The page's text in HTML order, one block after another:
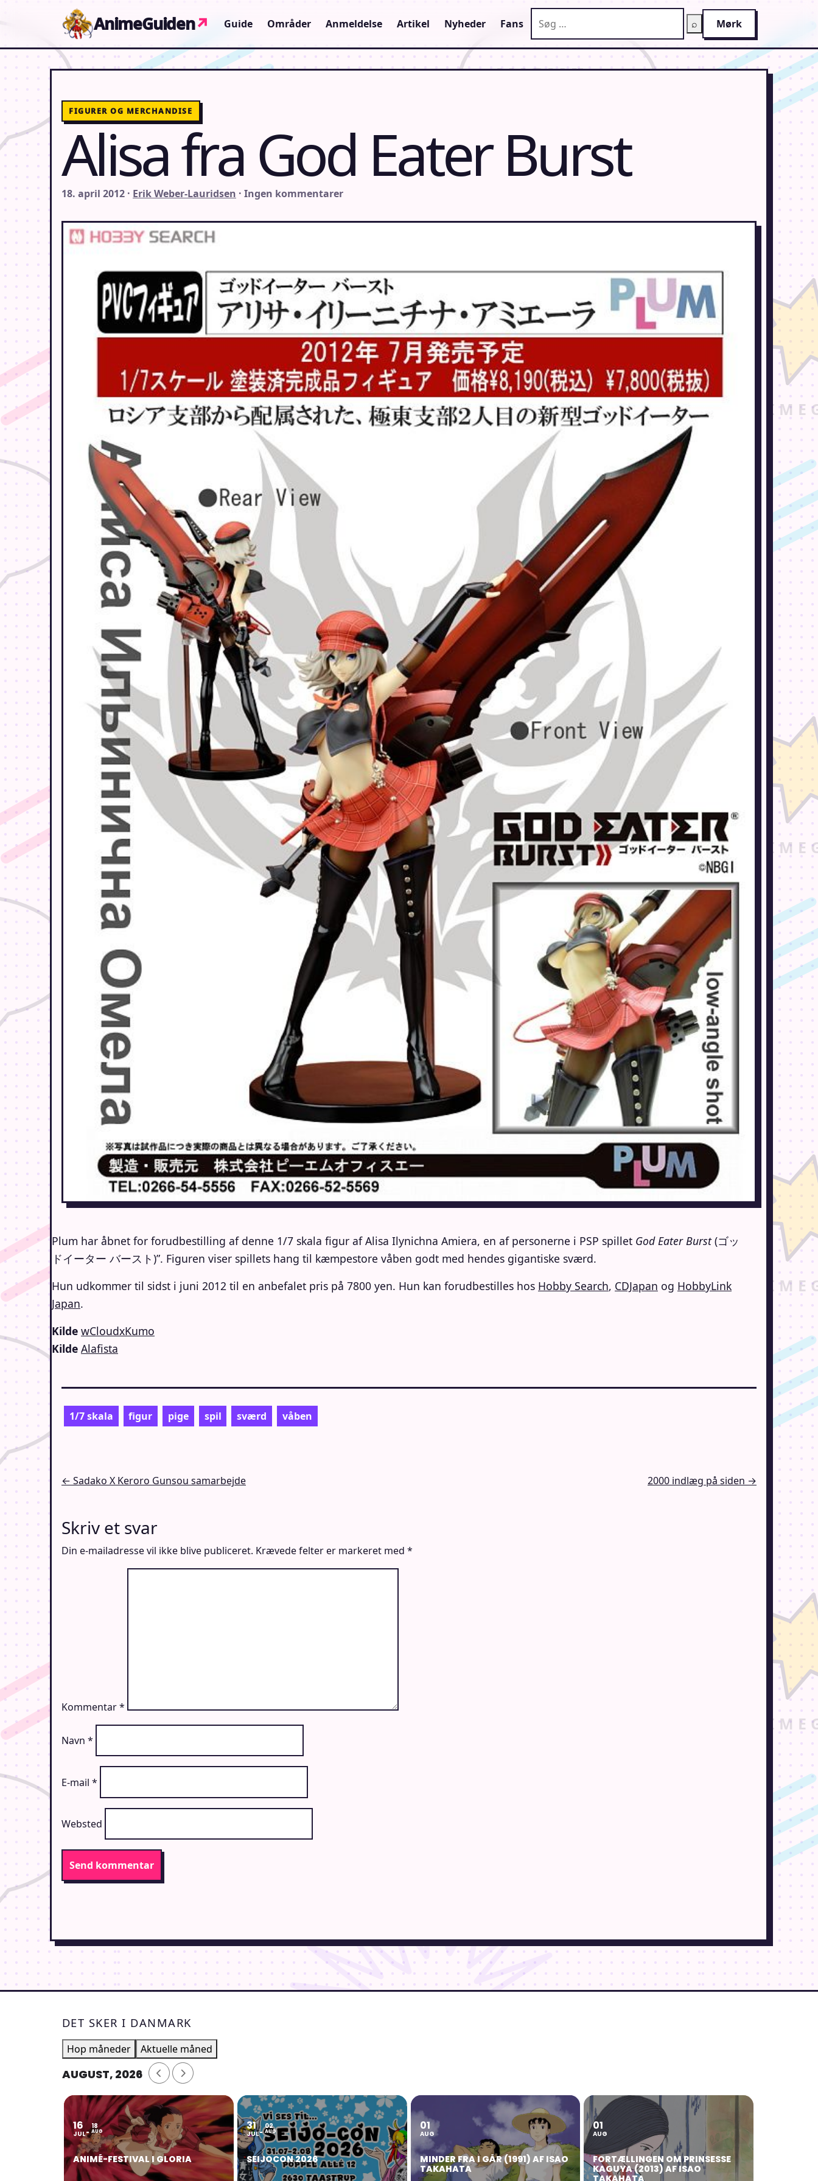
AnimeGuiden↗ Guide Områder Anmeldelse Artikel Nyheder Fans ⌕ Mørk
FIGURER OG MERCHANDISE
Alisa fra God Eater Burst
18. april 2012 · Erik Weber-Lauridsen · Ingen kommentarer
Plum har åbnet for forudbestilling af denne 1/7 skala figur af Alisa Ilynichna Amiera, en af personerne i PSP spillet God Eater Burst(ゴッ
ドイーター バースト)”. Figuren viser spillets hang til kæmpestore våben godt med hendes gigantiske sværd.
Hun udkommer til sidst i juni 2012 til en anbefalet pris på 7800 yen. Hun kan forudbestilles hos Hobby Search, CDJapan og HobbyLink
Japan.
Kilde wCloudxKumo
Kilde Alafista
1/7 skala figur pige spil sværd våben
Indlægsnavigation
← Sadako X Keroro Gunsou samarbejde 2000 indlæg på siden →
Skriv et svar
Din e-mailadresse vil ikke blive publiceret. Krævede felter er markeret med *
Kommentar*
Navn *
E-mail *
Websted
DET SKER I DANMARK
Hop måneder Aktuelle måned
AUGUST, 2026
16
JUL
18
AUG
ANIMÉ-FESTIVAL I GLORIA
31
JUL
02
AUG
SEIJOCON 2026
01
AUG
MINDER FRA I GÅR (1991) AF ISAO
TAKAHATA
01
AUG
FORTÆLLINGEN OM PRINSESSE
KAGUYA (2013) AF ISAO